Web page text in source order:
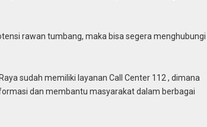
rawan tumbang, maka bisa segera menghubungi
sudah memiliki layanan Call Center 112 , dimana
dan membantu masyarakat dalam berbagai